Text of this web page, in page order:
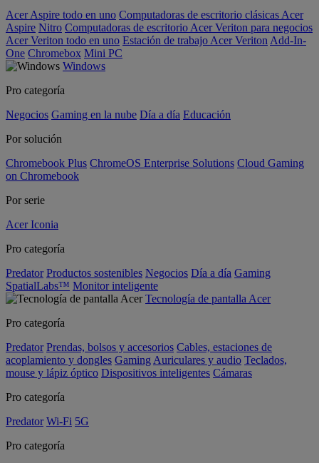
Acer Aspire todo en uno Computadoras de escritorio clásicas Acer
Aspire Nitro Computadoras de escritorio Acer Veriton para negocios
Acer Veriton todo en uno Estación de trabajo Acer Veriton Add-In-
One Chromebox Mini PC
Windows
Pro categoría
Negocios Gaming en la nube Día a día Educación
Por solución
Chromebook Plus ChromeOS Enterprise Solutions Cloud Gaming
on Chromebook
Por serie
Acer Iconia
Pro categoría
Predator Productos sostenibles Negocios Día a día Gaming
SpatialLabs™ Monitor inteligente
Tecnología de pantalla Acer
Pro categoría
Predator Prendas, bolsos y accesorios Cables, estaciones de
acoplamiento y dongles Gaming Auriculares y audio Teclados,
mouse y lápiz óptico Dispositivos inteligentes Cámaras
Pro categoría
Predator Wi-Fi 5G
Pro categoría